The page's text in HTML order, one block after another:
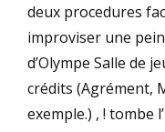
deux procedures
improviser une
d’Olympe Salle de
crédits (Agrément,
exemple.) , ! tombe